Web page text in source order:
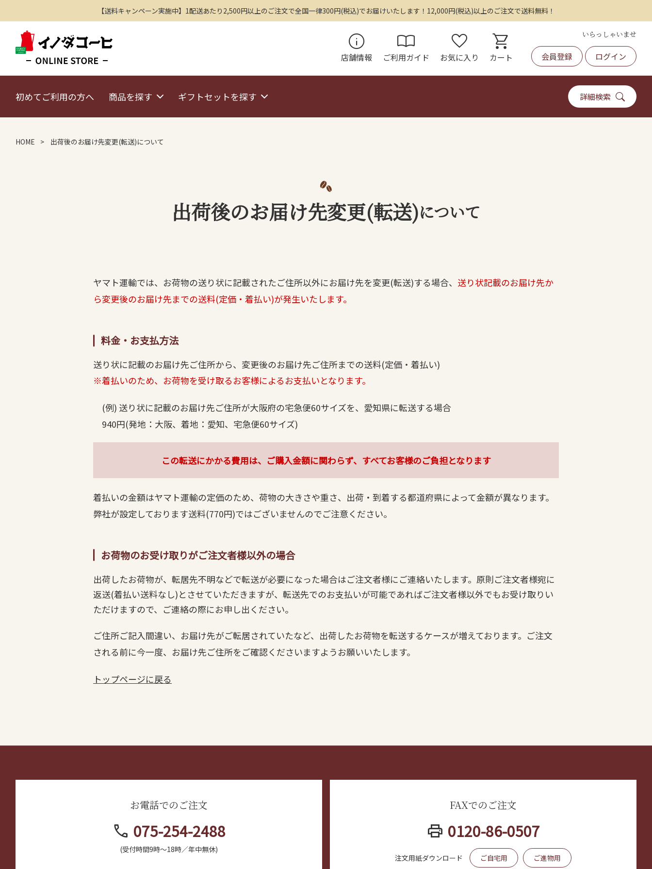
【送料キャンペーン実施中】1配送あたり2,500円以上のご注文で全国一律300円(税込)でお届けいたします！12,000円(税込)以上のご注文で送料無料！
info
店舗情報
import_contacts
ご利用ガイド
favorite
お気に入り
shopping_cart
カート
いらっしゃいませ
会員登録 ログイン
初めてご利用の方へ 商品を探す ギフトセットを探す 詳細検索
HOME 出荷後のお届け先変更(転送)について
出荷後のお届け先変更(転送)について
ヤマト運輸では、お荷物の送り状に記載されたご住所以外にお届け先を変更(転送)する場合、 送り状記載のお届け先か
ら変更後のお届け先までの送料(定価・着払い)が発生いたします。
料金・お支払方法
送り状に記載のお届け先ご住所から、変更後のお届け先ご住所までの送料(定価・着払い)
※着払いのため、お荷物を受け取るお客様によるお支払いとなります。
(例) 送り状に記載のお届け先ご住所が大阪府の宅急便60サイズを、愛知県に転送する場合
940円(発地：大阪、着地：愛知、宅急便60サイズ)
この転送にかかる費用は、ご購入金額に関わらず、すべてお客様のご負担となります
着払いの金額はヤマト運輸の定価のため、荷物の大きさや重さ、出荷・到着する都道府県によって金額が異なります。
弊社が設定しております送料(770円)ではございませんのでご注意ください。
お荷物のお受け取りがご注文者様以外の場合
出荷したお荷物が、転居先不明などで転送が必要になった場合はご注文者様にご連絡いたします。原則ご注文者様宛に
返送(着払い送料なし)とさせていただきますが、転送先でのお支払いが可能であればご注文者様以外でもお受け取りい
ただけますので、ご連絡の際にお申し出ください。
ご住所ご記入間違い、お届け先がご転居されていたなど、出荷したお荷物を転送するケースが増えております。ご注文
される前に今一度、お届け先ご住所をご確認くださいますようお願いいたします。
トップページに戻る
お電話でのご注文
call 075-254-2488
(受付時間9時～18時／年中無休)
FAXでのご注文
print 0120-86-0507
注文用紙ダウンロード ご自宅用 ご進物用